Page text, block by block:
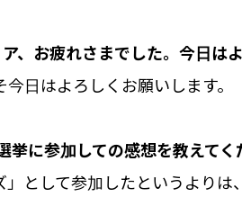
、お疲れさまでした。今日は
日はよろしくお願いします。
に参加しての感想を教えてく
として参加したというよりは